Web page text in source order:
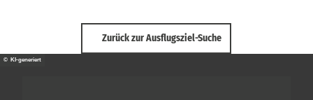
Zurück zur Ausflugsziel-Suche
© KI-generiert